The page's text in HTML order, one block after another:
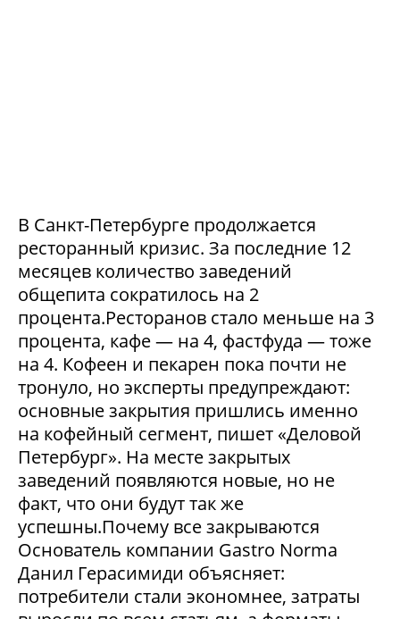
В Санкт-Петербурге продолжается
ресторанный кризис. За последние 12
месяцев количество заведений
общепита сократилось на 2
процента.Ресторанов стало меньше на 3
процента, кафе — на 4, фастфуда — тоже
на 4. Кофеен и пекарен пока почти не
тронуло, но эксперты предупреждают:
основные закрытия пришлись именно
на кофейный сегмент, пишет «Деловой
Петербург». На месте закрытых
заведений появляются новые, но не
факт, что они будут так же
успешны.Почему все закрываются
Основатель компании Gastro Norma
Данил Герасимиди объясняет:
потребители стали экономнее, затраты